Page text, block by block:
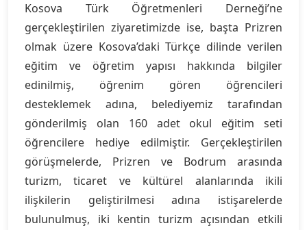
Kosova Türk Öğretmenleri Derneği’ne
gerçekleştirilen ziyaretimizde ise, başta Prizren
olmak üzere Kosova’daki Türkçe dilinde verilen
eğitim ve öğretim yapısı hakkında bilgiler
edinilmiş, öğrenim gören öğrencileri
desteklemek adına, belediyemiz tarafından
gönderilmiş olan 160 adet okul eğitim seti
öğrencilere hediye edilmiştir. Gerçekleştirilen
görüşmelerde, Prizren ve Bodrum arasında
turizm, ticaret ve kültürel alanlarında ikili
ilişkilerin geliştirilmesi adına istişarelerde
bulunulmuş, iki kentin turizm açısından etkili